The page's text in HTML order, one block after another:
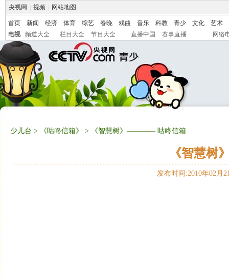
央视网 视频 网站地图
首页 新闻 经济 体育 综艺 春晚 戏曲 音乐 科教 青少 文化
艺术
电视
频道大全 栏目大全 节目大全 直播中国 赛事直播 网络
少儿台 > 《咕咚信箱》 > 《智慧树》———— 咕咚信箱
《智慧
发布时间:2010年02月